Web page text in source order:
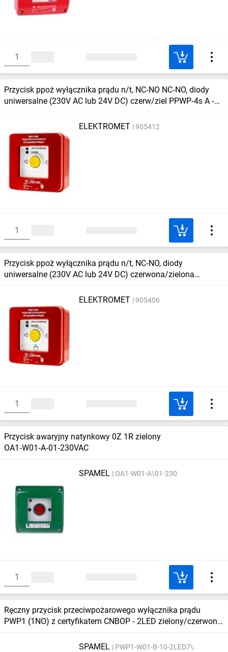
Przycisk ppoż wyłącznika prądu n/t, NC‑NO NC‑NO, diody
uniwersalne (230V AC lub 24V DC) czerw/ziel PPWP‑4s A ‑
ELEKTROMET
905412
Przycisk ppoż wyłącznika prądu n/t, NC‑NO, diody
uniwersalne (230V AC lub 24V DC) czerwona/zielona
ELEKTROMET
905406
Przycisk awaryjny natynkowy 0Z 1R zielony
OA1‑W01‑A‑01‑230VAC
SPAMEL OA1-W01-A\01-230
Ręczny przycisk przeciwpożarowego wyłącznika prądu
PWP1 (1NO) z certyfikatem CNBOP ‑ 2LED zielony/czerwony
SPAMEL
PWP1-W01-B-10-2LED7\.